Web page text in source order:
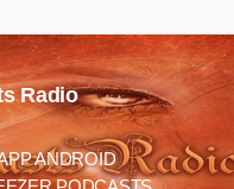
Radio
ANDROID